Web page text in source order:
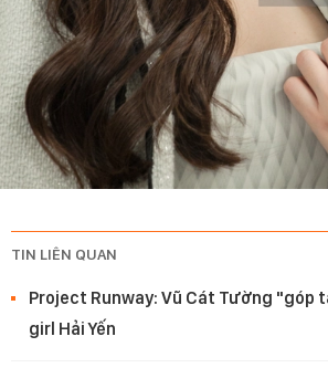
TIN LIÊN QUAN
Project Runway: Vũ Cát Tường "góp
girl Hải Yến